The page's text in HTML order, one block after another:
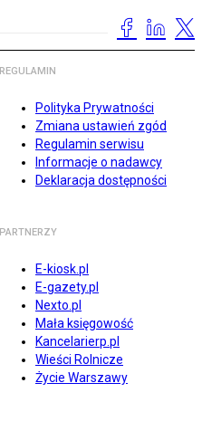
REGULAMIN
Polityka Prywatności
Zmiana ustawień zgód
Regulamin serwisu
Informacje o nadawcy
Deklaracja dostępności
PARTNERZY
E-kiosk.pl
E-gazety.pl
Nexto.pl
Mała księgowość
Kancelarierp.pl
Wieści Rolnicze
Życie Warszawy